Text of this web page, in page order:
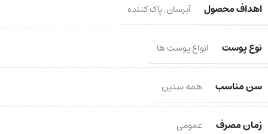
اهداف محصول آبرسان,پاک کننده
نوع پوست انواع پوست ها
سن مناسب همه سنین
زمان مصرف عمومی